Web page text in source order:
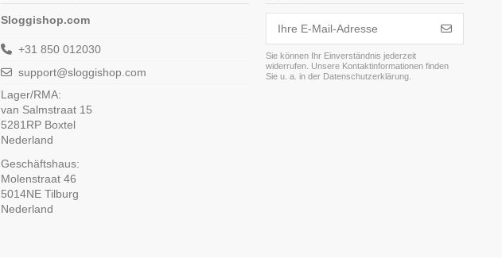
Sloggishop.com
+31 850 012030
support@sloggishop.com
Lager/RMA:
van Salmstraat 15
5281RP Boxtel
Nederland
Geschäftshaus:
Molenstraat 46
5014NE Tilburg
Nederland
Sie können Ihr Einverständnis jederzeit
widerrufen. Unsere Kontaktinformationen finden
Sie u. a. in der Datenschutzerklärung.